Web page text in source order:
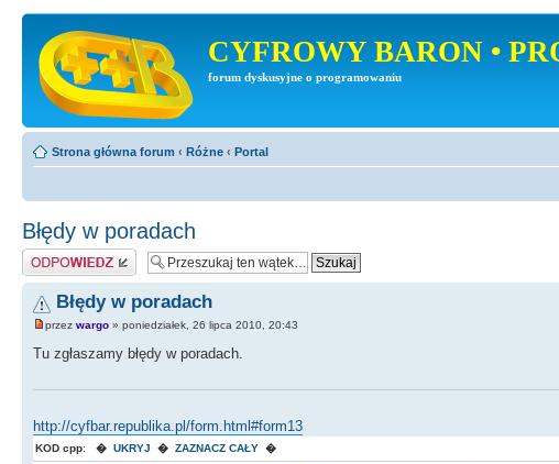
CYFROWY BARON •
forum dyskusyjne o programowaniu
Strona główna forum ‹ Różne ‹ Portal
Błędy w poradach
Odpowiedz
Błędy w poradach
przez wargo » poniedziałek, 26 lipca 2010, 20:43
Tu zgłaszamy błędy w poradach.
http://cyfbar.republika.pl/form.html#form13
KOD cpp: � UKRYJ � ZAZNACZ CAŁY �